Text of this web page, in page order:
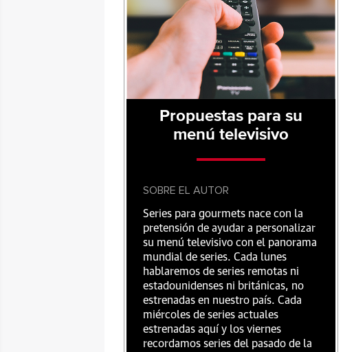
Propuestas para su
menú televisivo
SOBRE EL AUTOR
Series para gourmets nace con la
pretensión de ayudar a personalizar
su menú televisivo con el panorama
mundial de series. Cada lunes
hablaremos de series remotas ni
estadounidenses ni británicas, no
estrenadas en nuestro país. Cada
miércoles de series actuales
estrenadas aquí y los viernes
recordamos series del pasado de la